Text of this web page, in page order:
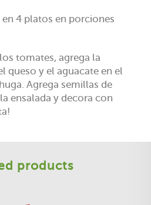
en 4 platos en porciones
tomates, agrega la
queso y el aguacate en el
Agrega semillas de
ensalada y decora con
products